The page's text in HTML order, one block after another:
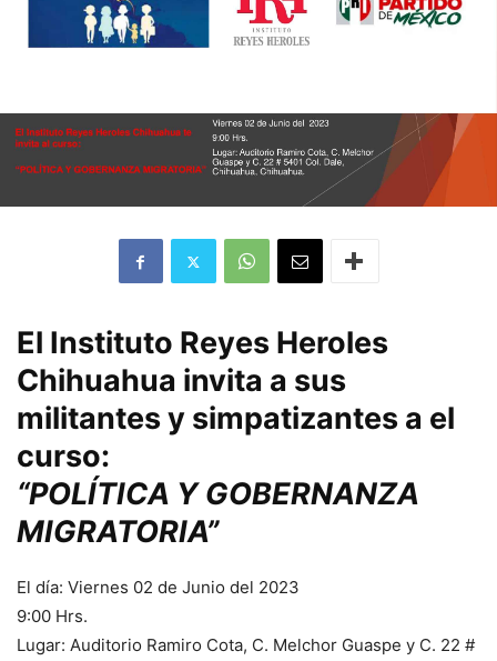
El Instituto Reyes Heroles
Chihuahua invita a sus
militantes y simpatizantes a el
curso:
“POLÍTICA Y GOBERNANZA
MIGRATORIA”
El día: Viernes 02 de Junio del 2023
9:00 Hrs.
Lugar: Auditorio Ramiro Cota, C. Melchor Guaspe y C. 22 #